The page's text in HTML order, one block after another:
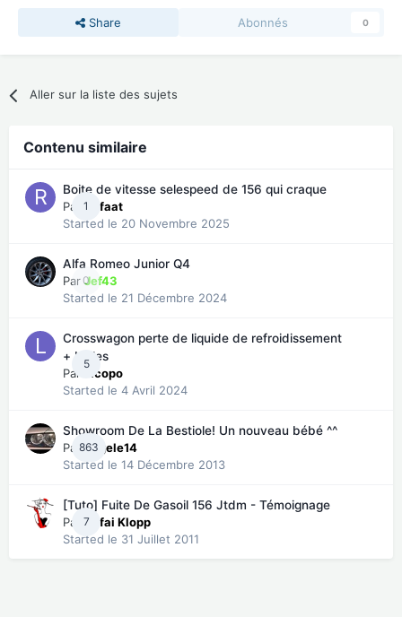
Share Abonnés 0
Aller sur la liste des sujets
Contenu similaire
1
Boite de vitesse selespeed de 156 qui craque
ParRefaat
Started le 20 Novembre 2025
0
Alfa Romeo Junior Q4
ParJef43
Started le 21 Décembre 2024
5
Crosswagon perte de liquide de refroidissement
+ bulles
Par
Licopo
Started le 4 Avril 2024
863
Showroom De La Bestiole! Un nouveau bébé ^^
Parangele14
Started le 14 Décembre 2013
7
[Tuto] Fuite De Gasoil 156 Jtdm - Témoignage
ParKafai Klopp
Started le 31 Juillet 2011